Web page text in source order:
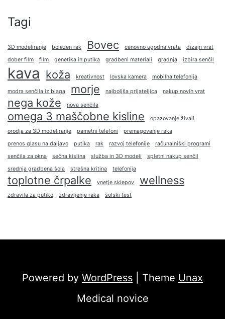
Tagi
3D modeliranje bolezen rak Bovec cenovno ugodna vrata
dizajn vrat
dober film
film genetika in putika gradbeni materiali gradnja izbira senčil
kava koža kreativnost lovska kamera mobilna telefonija
modra senčila iz blaga morje najboljša prijateljica nakup novih vrat
nega kože nova senčila
omega 3 maščobne kisline
opazovanje živali
orodja za 3D modeliranje
pametni telefoni
premagovanje raka
prenos glasu na daljavo
putika rak razvoj telefonije
računalniški programi
senčila za okna
sečna kislina služba in 3D modeli
spletni nakup senčil
srednja gradbena šola
strešna kritina telefonija
toplotne črpalke vnetje sklepov wellness
zdravila za putiko zdravljenje raka šolski test
Powered by WordPress | Theme Unax
Medical novice